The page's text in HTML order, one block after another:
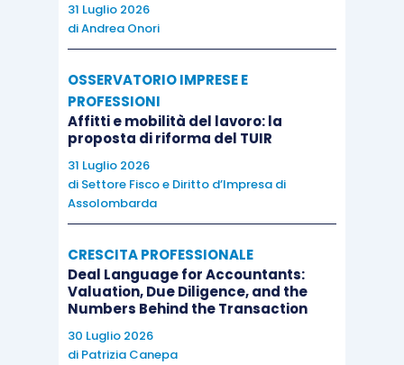
31 Luglio 2026
diAndrea Onori
OSSERVATORIO IMPRESE E
PROFESSIONI
Affitti e mobilità del lavoro: la
proposta di riforma del TUIR
31 Luglio 2026
di Settore Fisco e Diritto d’Impresa di
Assolombarda
CRESCITA PROFESSIONALE
Deal Language for Accountants:
Valuation, Due Diligence, and the
Numbers Behind the Transaction
30 Luglio 2026
di Patrizia Canepa